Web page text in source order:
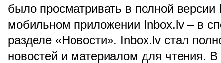
было просматривать в полной версии
мобильном приложении Inbox.lv – в
разделе «Новости». Inbox.lv стал
новостей и материалом для чтения.